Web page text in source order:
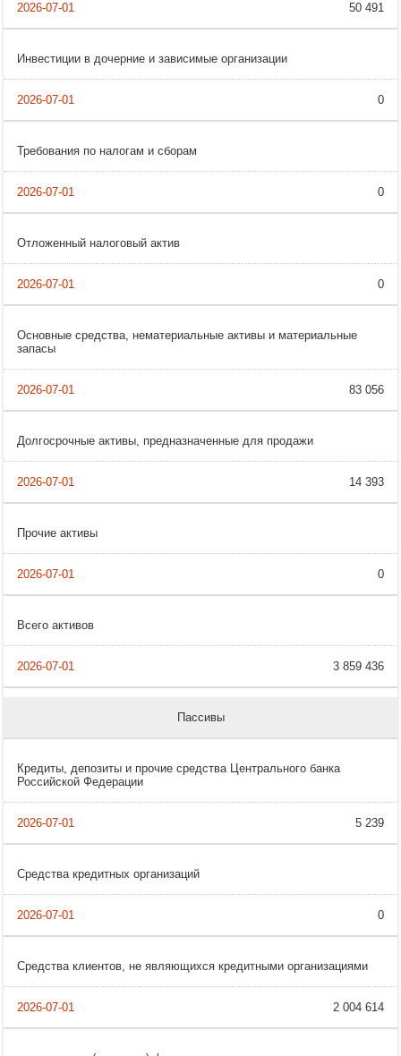
50 491
Инвестиции в дочерние и зависимые организации
0
Требования по налогам и сборам
0
Отложенный налоговый актив
0
Основные средства, нематериальные активы и материальные
запасы
83 056
Долгосрочные активы, предназначенные для продажи
14 393
Прочие активы
0
Всего активов
3 859 436
Пассивы
Кредиты, депозиты и прочие средства Центрального банка
Российской Федерации
5 239
Средства кредитных организаций
0
Средства клиентов, не являющихся кредитными организациями
2 004 614